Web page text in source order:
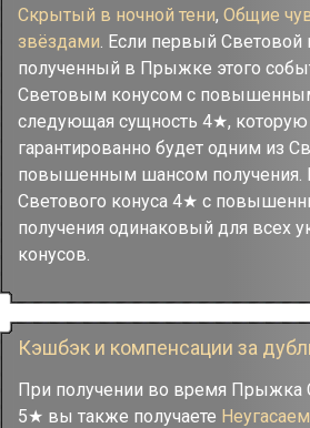
Скрытый в ночной тени, Общие
звёздами. Если первый Световой
полученный в Прыжке этого
Световым конусом с
следующая сущность 4★, которую
гарантированно будет одним из
повышенным шансом получения.
Светового конуса 4★ с
получения одинаковый для всех
конусов.
Кэшбэк и компенсации за
При получении во время Прыжка
5★ вы также получаете